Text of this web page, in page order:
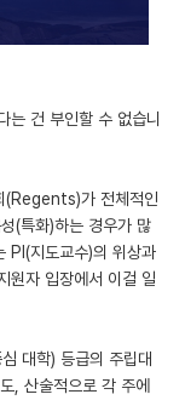
는 건 부인할 수 없습니
(Regents)가 전체적인
(특화)하는 경우가 많
PI(지도교수)의 위상과
원자 입장에서 이걸 일
대학) 등급의 주립대
, 산술적으로 각 주에